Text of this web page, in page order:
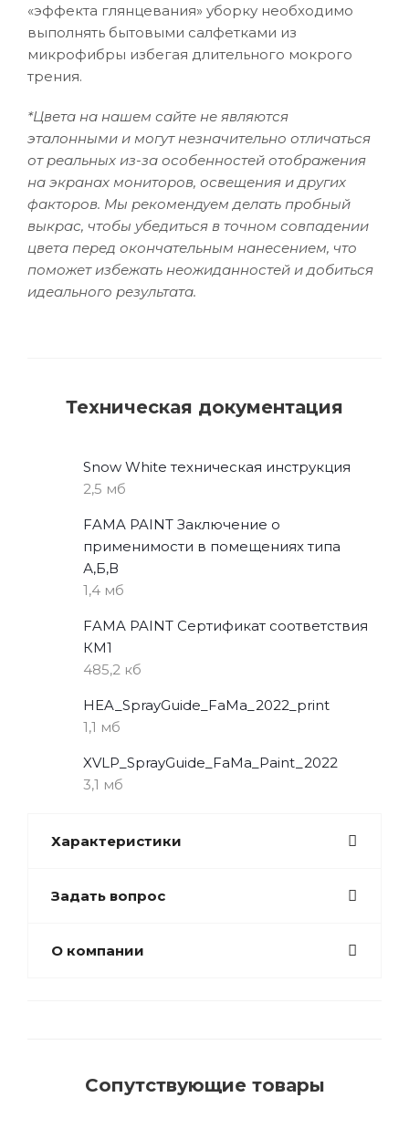
«эффекта глянцевания» уборку необходимо
выполнять бытовыми салфетками из
микрофибры избегая длительного мокрого
трения.
*Цвета на нашем сайте не являются
эталонными и могут незначительно отличаться
от реальных из-за особенностей отображения
на экранах мониторов, освещения и других
факторов. Мы рекомендуем делать пробный
выкрас, чтобы убедиться в точном совпадении
цвета перед окончательным нанесением, что
поможет избежать неожиданностей и добиться
идеального результата.
Техническая документация
Snow White техническая инструкция
2,5 мб
FAMA PAINT Заключение о
применимости в помещениях типа
А,Б,В
1,4 мб
FAMA PAINT Сертификат соответствия
КМ1
485,2 кб
HEA_SprayGuide_FaMa_2022_print
1,1 мб
XVLP_SprayGuide_FaMa_Paint_2022
3,1 мб
Характеристики
Задать вопрос
О компании
Сопутствующие товары